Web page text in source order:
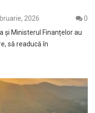
2026
0
și Ministerul Finanțelor au
să readucă în